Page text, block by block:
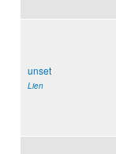
unset
Lien